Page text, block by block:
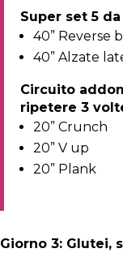
Super set 5
40” Reverse
40” Alzate
Circuito
ripetere 3
20” Crunch
20” V up
20” Plank
Giorno 3: Glutei,